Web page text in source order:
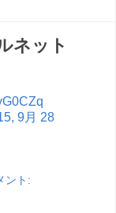
ネット
9月 28
ント: